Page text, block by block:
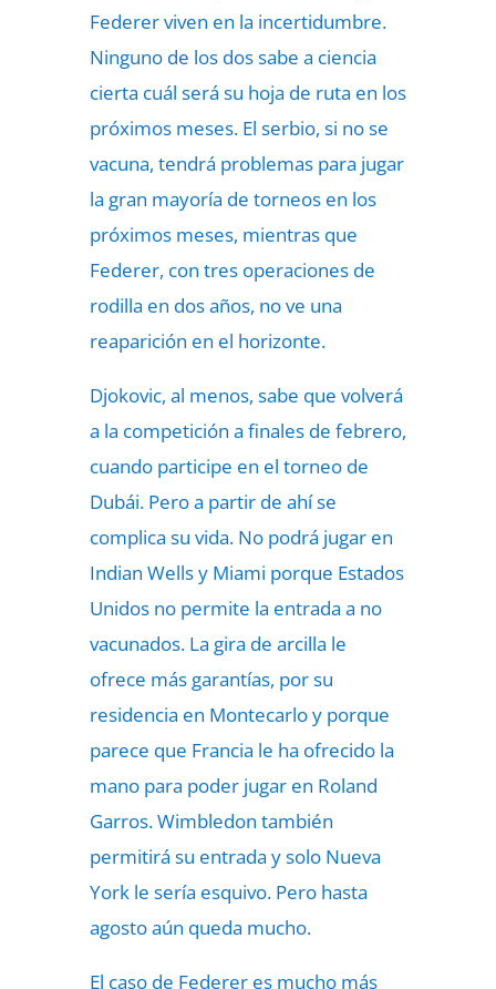
Federer viven en la incertidumbre.
Ninguno de los dos sabe a ciencia
cierta cuál será su hoja de ruta en los
próximos meses. El serbio, si no se
vacuna, tendrá problemas para jugar
la gran mayoría de torneos en los
próximos meses, mientras que
Federer, con tres operaciones de
rodilla en dos años, no ve una
reaparición en el horizonte.
Djokovic, al menos, sabe que volverá
a la competición a finales de febrero,
cuando participe en el torneo de
Dubái. Pero a partir de ahí se
complica su vida. No podrá jugar en
Indian Wells y Miami porque Estados
Unidos no permite la entrada a no
vacunados. La gira de arcilla le
ofrece más garantías, por su
residencia en Montecarlo y porque
parece que Francia le ha ofrecido la
mano para poder jugar en Roland
Garros. Wimbledon también
permitirá su entrada y solo Nueva
York le sería esquivo. Pero hasta
agosto aún queda mucho.
El caso de Federer es mucho más